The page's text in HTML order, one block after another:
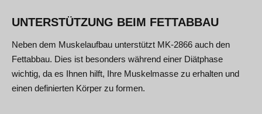
UNTERSTÜTZUNG BEIM FETTABBAU
Neben dem Muskelaufbau unterstützt MK-2866 auch den
Fettabbau. Dies ist besonders während einer Diätphase
wichtig, da es Ihnen hilft, Ihre Muskelmasse zu erhalten und
einen definierten Körper zu formen.